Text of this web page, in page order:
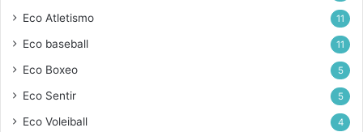
Eco Atletismo 11
Eco baseball 11
Eco Boxeo 5
Eco Sentir 5
Eco Voleiball 4